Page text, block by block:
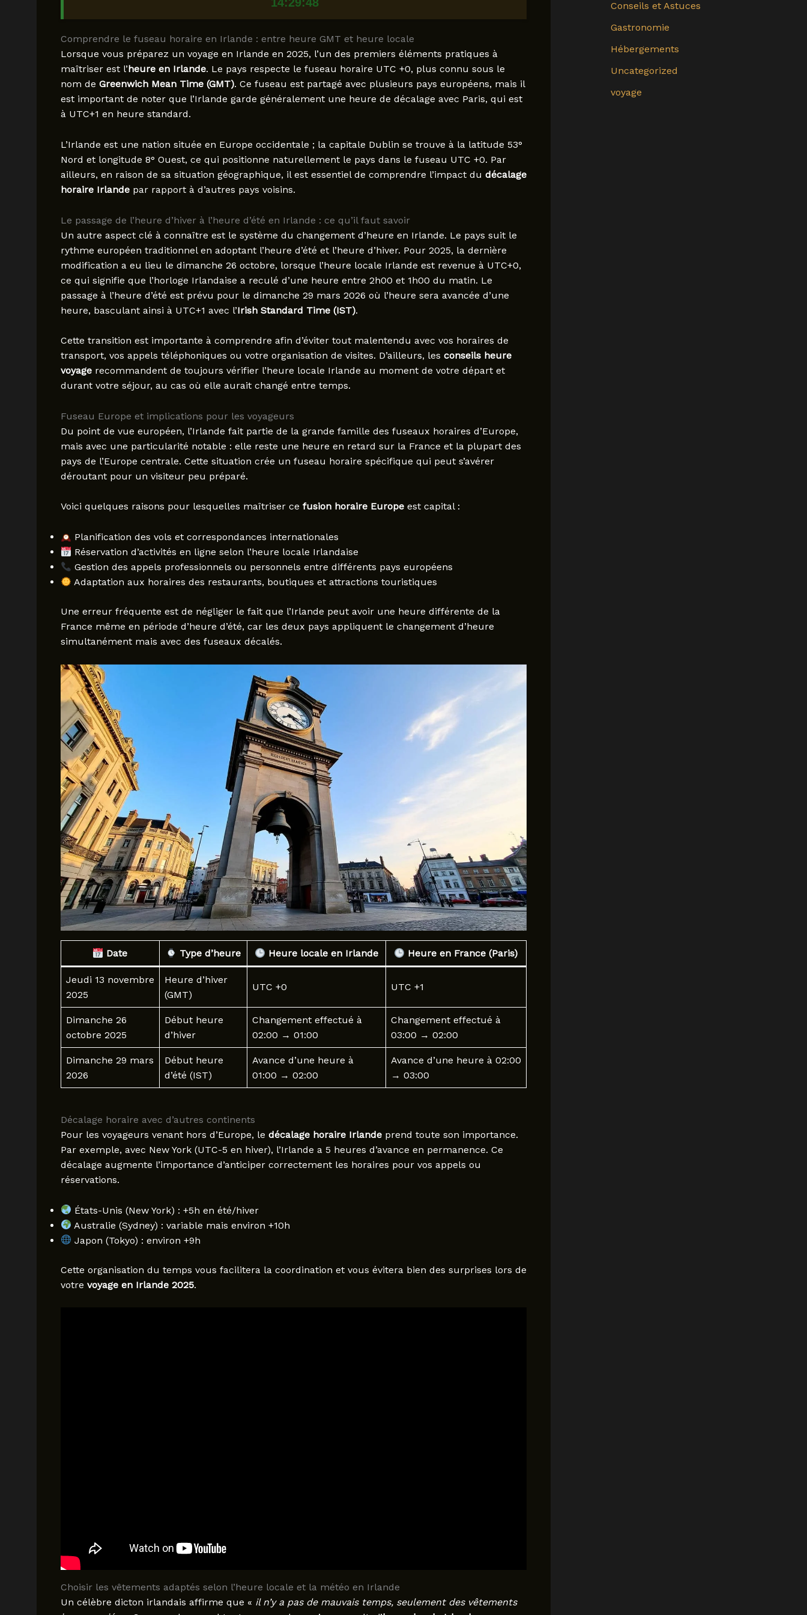
14:29:50
Comprendre le fuseau horaire en Irlande : entre heure GMT et heure locale
Lorsque vous préparez un voyage en Irlande en 2025, l’un des premiers éléments pratiques à
maîtriser est l’heure en Irlande. Le pays respecte le fuseau horaire UTC +0, plus connu sous le
nom de Greenwich Mean Time (GMT). Ce fuseau est partagé avec plusieurs pays européens, mais il
est important de noter que l’Irlande garde généralement une heure de décalage avec Paris, qui est
à UTC+1 en heure standard.
L’Irlande est une nation située en Europe occidentale ; la capitale Dublin se trouve à la latitude 53°
Nord et longitude 8° Ouest, ce qui positionne naturellement le pays dans le fuseau UTC +0. Par
ailleurs, en raison de sa situation géographique, il est essentiel de comprendre l’impact du décalage
horaire Irlandepar rapport à d’autres pays voisins.
Le passage de l’heure d’hiver à l’heure d’été en Irlande : ce qu’il faut savoir
Un autre aspect clé à connaître est le système du changement d’heure en Irlande. Le pays suit le
rythme européen traditionnel en adoptant l’heure d’été et l’heure d’hiver. Pour 2025, la dernière
modification a eu lieu le dimanche 26 octobre, lorsque l’heure locale Irlande est revenue à UTC+0,
ce qui signifie que l’horloge Irlandaise a reculé d’une heure entre 2h00 et 1h00 du matin. Le
passage à l’heure d’été est prévu pour le dimanche 29 mars 2026 où l’heure sera avancée d’une
heure, basculant ainsi à UTC+1 avec l’Irish Standard Time (IST).
Cette transition est importante à comprendre afin d’éviter tout malentendu avec vos horaires de
transport, vos appels téléphoniques ou votre organisation de visites. D’ailleurs, les conseils heure
voyagerecommandent de toujours vérifier l’heure locale Irlande au moment de votre départ et
durant votre séjour, au cas où elle aurait changé entre temps.
Fuseau Europe et implications pour les voyageurs
Du point de vue européen, l’Irlande fait partie de la grande famille des fuseaux horaires d’Europe,
mais avec une particularité notable : elle reste une heure en retard sur la France et la plupart des
pays de l’Europe centrale. Cette situation crée un fuseau horaire spécifique qui peut s’avérer
déroutant pour un visiteur peu préparé.
Voici quelques raisons pour lesquelles maîtriser ce fusion horaire Europeest capital :
Planification des vols et correspondances internationales
Réservation d’activités en ligne selon l’heure locale Irlandaise
Gestion des appels professionnels ou personnels entre différents pays européens
Adaptation aux horaires des restaurants, boutiques et attractions touristiques
Une erreur fréquente est de négliger le fait que l’Irlande peut avoir une heure différente de la
France même en période d’heure d’été, car les deux pays appliquent le changement d’heure
simultanément mais avec des fuseaux décalés.
Date Type d’heure Heure locale en Irlande Heure en France (Paris)
Jeudi 13 novembre
2025
Heure d’hiver
(GMT)
UTC +0 UTC +1
Dimanche 26
octobre 2025
Début heure
d’hiver
Changement effectué à
02:00 → 01:00
Changement effectué à
03:00 → 02:00
Dimanche 29 mars
2026
Début heure
d’été (IST)
Avance d’une heure à
01:00 → 02:00
Avance d’une heure à 02:00
→ 03:00
Décalage horaire avec d’autres continents
Pour les voyageurs venant hors d’Europe, le décalage horaire Irlandeprend toute son importance.
Par exemple, avec New York (UTC-5 en hiver), l’Irlande a 5 heures d’avance en permanence. Ce
décalage augmente l’importance d’anticiper correctement les horaires pour vos appels ou
réservations.
États-Unis (New York) : +5h en été/hiver
Australie (Sydney) : variable mais environ +10h
Japon (Tokyo) : environ +9h
Cette organisation du temps vous facilitera la coordination et vous évitera bien des surprises lors de
votre voyage en Irlande 2025.
Choisir les vêtements adaptés selon l’heure locale et la météo en Irlande
Un célèbre dicton irlandais affirme que « il n’y a pas de mauvais temps, seulement des vêtements
Conseils et Astuces
Gastronomie
Hébergements
Uncategorized
voyage